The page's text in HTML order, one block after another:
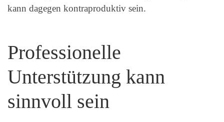
kann dagegen kontraproduktiv sein.
Professionelle
Unterstützung kann
sinnvoll sein